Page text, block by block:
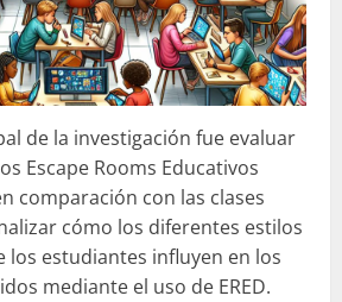
de la investigación fue evaluar
Escape Rooms Educativos
comparación con las clases
cómo los diferentes estilos
los estudiantes influyen en los
mediante el uso de ERED.